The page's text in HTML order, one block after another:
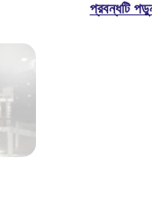
প্রবন্ধটি